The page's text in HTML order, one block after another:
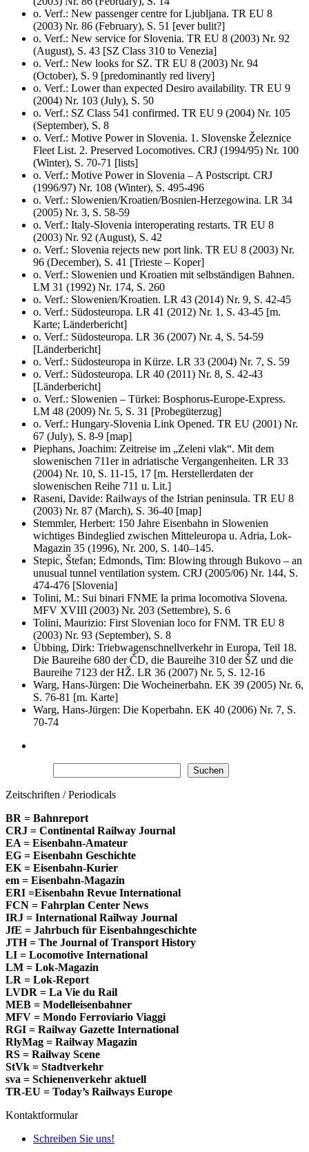
o. Verf.: New passenger centre for Ljubljana. TR EU 8
(2003) Nr. 86 (February), S. 51 [ever bulit?]
o. Verf.: New service for Slovenia. TR EU 8 (2003) Nr. 92
(August), S. 43 [SZ Class 310 to Venezia]
o. Verf.: New looks for SZ. TR EU 8 (2003) Nr. 94
(October), S. 9 [predominantly red livery]
o. Verf.: Lower than expected Desiro availability. TR EU 9
(2004) Nr. 103 (July), S. 50
o. Verf.: SZ Class 541 confirmed. TR EU 9 (2004) Nr. 105
(September), S. 8
o. Verf.: Motive Power in Slovenia. 1. Slovenske Železnice
Fleet List. 2. Preserved Locomotives. CRJ (1994/95) Nr. 100
(Winter), S. 70-71 [lists]
o. Verf.: Motive Power in Slovenia – A Postscript. CRJ
(1996/97) Nr. 108 (Winter), S. 495-496
o. Verf.: Slowenien/Kroatien/Bosnien-Herzegowina. LR 34
(2005) Nr. 3, S. 58-59
o. Verf.: Italy-Slovenia interoperating restarts. TR EU 8
(2003) Nr. 92 (August), S. 42
o. Verf.: Slovenia rejects new port link. TR EU 8 (2003) Nr.
96 (December), S. 41 [Trieste – Koper]
o. Verf.: Slowenien und Kroatien mit selbständigen Bahnen.
LM 31 (1992) Nr. 174, S. 260
o. Verf.: Slowenien/Kroatien. LR 43 (2014) Nr. 9, S. 42-45
o. Verf.: Südosteuropa. LR 41 (2012) Nr. 1, S. 43-45 [m.
Karte; Länderbericht]
o. Verf.: Südosteuropa. LR 36 (2007) Nr. 4, S. 54-59
[Länderbericht]
o. Verf.: Südosteuropa in Kürze. LR 33 (2004) Nr. 7, S. 59
o. Verf.: Südosteuropa. LR 40 (2011) Nr. 8, S. 42-43
[Länderbericht]
o. Verf.: Slowenien – Türkei: Bosphorus-Europe-Express.
LM 48 (2009) Nr. 5, S. 31 [Probegüterzug]
o. Verf.: Hungary-Slovenia Link Opened. TR EU (2001) Nr.
67 (July), S. 8-9 [map]
Piephans, Joachim: Zeitreise im „Zeleni vlak“. Mit dem
slowenischen 711er in adriatische Vergangenheiten. LR 33
(2004) Nr. 10, S. 11-15, 17 [m. Herstellerdaten der
slowenischen Reihe 711 u. Lit.]
Raseni, Davide: Railways of the Istrian peninsula. TR EU 8
(2003) Nr. 87 (March), S. 36-40 [map]
Stemmler, Herbert: 150 Jahre Eisenbahn in Slowenien
wichtiges Bindeglied zwischen Mitteleuropa u. Adria, Lok-
Magazin 35 (1996), Nr. 200, S. 140–145.
Stepic, Štefan; Edmonds, Tim: Blowing through Bukovo – an
unusual tunnel ventilation system. CRJ (2005/06) Nr. 144, S.
474-476 [Slovenia]
Tolini, M.: Sui binari FNME la prima locomotiva Slovena.
MFV XVIII (2003) Nr. 203 (Settembre), S. 6
Tolini, Maurizio: First Slovenian loco for FNM. TR EU 8
(2003) Nr. 93 (September), S. 8
Übbing, Dirk: Triebwagenschnellverkehr in Europa, Teil 18.
Die Baureihe 680 der ČD, die Baureihe 310 der ŠZ und die
Baureihe 7123 der HŽ. LR 36 (2007) Nr. 5, S. 12-16
Warg, Hans-Jürgen: Die Wocheinerbahn. EK 39 (2005) Nr. 6,
S. 76-81 [m. Karte]
Warg, Hans-Jürgen: Die Koperbahn. EK 40 (2006) Nr. 7, S.
70-74
Suchen
Zeitschriften / Periodicals
BR = Bahnreport
CRJ = Continental Railway Journal
EA = Eisenbahn-Amateur
EG = Eisenbahn Geschichte
EK = Eisenbahn-Kurier
em = Eisenbahn-Magazin
ERI =Eisenbahn Revue International
FCN = Fahrplan Center News
IRJ = International Railway Journal
JfE = Jahrbuch für Eisenbahngeschichte
JTH = The Journal of Transport History
LI = Locomotive International
LM = Lok-Magazin
LR = Lok-Report
LVDR = La Vie du Rail
MEB = Modelleisenbahner
MFV = Mondo Ferroviario Viaggi
RGI = Railway Gazette International
RlyMag = Railway Magazin
RS = Railway Scene
StVk = Stadtverkehr
sva = Schienenverkehr aktuell
TR-EU = Today’s Railways Europe
Kontaktformular
Schreiben Sie uns!